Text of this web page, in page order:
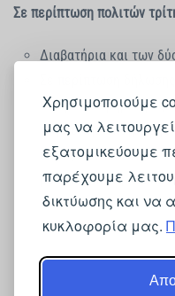
Χρησιμοποιούμε
μας να
εξατομικεύουμε
παρέχουμε
δικτύωσης και να
κυκλοφορία μας.
Σε περίπτωση πολιτών
Διαβατήρια και των
νόμιμα θεωρημένη
γνήσιο της υπογραφής
εκτός των άλλων θα
με Ελληνικούς και